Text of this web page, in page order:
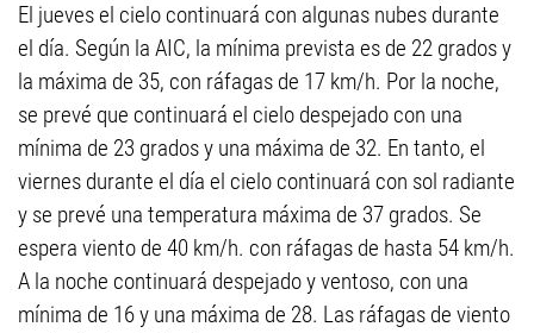
El jueves el cielo continuará con algunas nubes durante
el día. Según la AIC, la mínima prevista es de 22 grados y
la máxima de 35, con ráfagas de 17 km/h. Por la noche,
se prevé que continuará el cielo despejado con una
mínima de 23 grados y una máxima de 32. En tanto, el
viernes durante el día el cielo continuará con sol radiante
y se prevé una temperatura máxima de 37 grados. Se
espera viento de 40 km/h. con ráfagas de hasta 54 km/h.
A la noche continuará despejado y ventoso, con una
mínima de 16 y una máxima de 28. Las ráfagas de viento